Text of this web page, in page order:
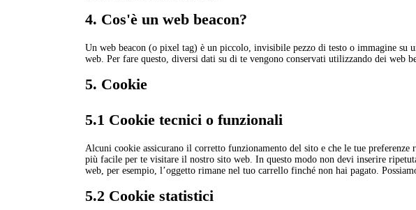
4. Cos'è un web beacon?
Un web beacon (o pixel tag) è un piccolo, invisibile pezzo di testo o immagine
web. Per fare questo, diversi dati su di te vengono conservati utilizzando dei web
5. Cookie
5.1 Cookie tecnici o funzionali
Alcuni cookie assicurano il corretto funzionamento del sito e che le tue
più facile per te visitare il nostro sito web. In questo modo non devi inserire
web, per esempio, l’oggetto rimane nel tuo carrello finché non hai pagato.
5.2 Cookie statistici